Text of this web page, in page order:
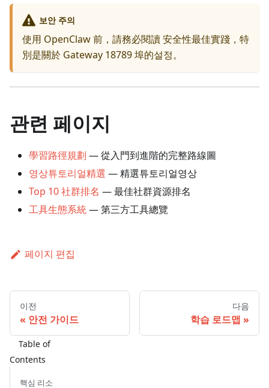
보안 주의
使用 OpenClaw 前，請務必閱讀安全性最佳實踐 ，特
別是關於 Gateway 18789 埠的설정。
관련 페이지
學習路徑規劃 — 從入門到進階的完整路線圖
영상튜토리얼精選 — 精選튜토리얼영상
Top 10 社群排名 — 最佳社群資源排名
工具生態系統— 第三方工具總覽
페이지 편집
이전
안전 가이드
다음
학습 로드맵
핵심 리소